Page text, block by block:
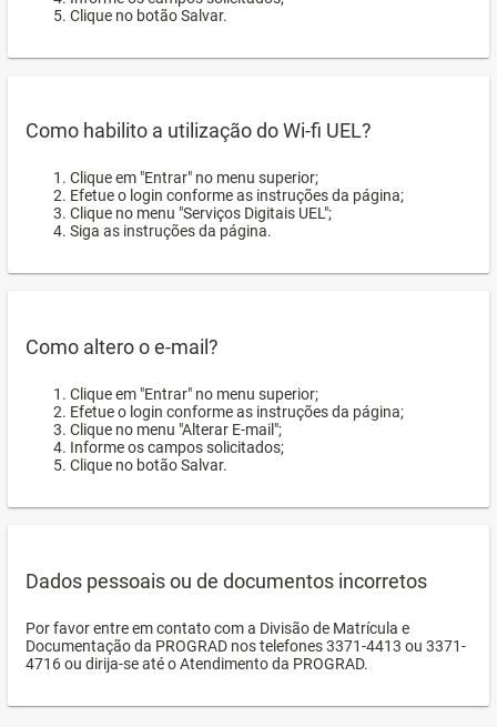
Clique no botão Salvar.
Como habilito a utilização do Wi-fi UEL?
Clique em "Entrar" no menu superior;
Efetue o login conforme as instruções da página;
Clique no menu "Serviços Digitais UEL";
Siga as instruções da página.
Como altero o e-mail?
Clique em "Entrar" no menu superior;
Efetue o login conforme as instruções da página;
Clique no menu "Alterar E-mail";
Informe os campos solicitados;
Clique no botão Salvar.
Dados pessoais ou de documentos incorretos
Por favor entre em contato com a Divisão de Matrícula e
Documentação da PROGRAD nos telefones 3371-4413 ou 3371-
4716 ou dirija-se até o Atendimento da PROGRAD.